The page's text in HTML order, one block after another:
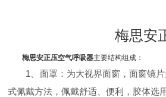
梅思安
梅思安正压空气呼吸器主要结构组成：
1、面罩：为大视界面窗，面窗镜片
式佩戴方法，佩戴舒适、便利，胶体选